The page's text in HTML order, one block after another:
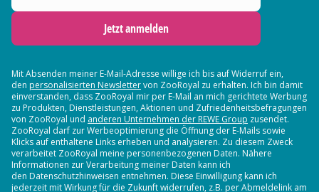
Jetzt anmelden
Mit Absenden meiner E-Mail-Adresse willige ich bis auf Widerruf ein,
den personalisierten Newslettervon ZooRoyal zu erhalten. Ich bin damit
einverstanden, dass ZooRoyal mir per E-Mail an mich gerichtete Werbung
zu Produkten, Dienstleistungen, Aktionen und Zufriedenheitsbefragungen
von ZooRoyal und anderen Unternehmen der REWE Group zusendet.
ZooRoyal darf zur Werbeoptimierung die Öffnung der E-Mails sowie
Klicks auf enthaltene Links erheben und analysieren. Zu diesem Zweck
verarbeitet ZooRoyal meine personenbezogenen Daten. Nähere
Informationen zur Verarbeitung meiner Daten kann ich
den Datenschutzhinweisen entnehmen. Diese Einwilligung kann ich
jederzeit mit Wirkung für die Zukunft widerrufen, z.B. per Abmeldelink am